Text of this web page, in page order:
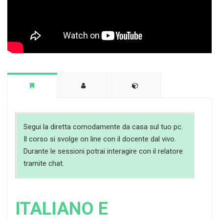
Segui la diretta comodamente da casa sul tuo pc.
Il corso si svolge on line con il docente dal vivo.
Durante le sessioni potrai interagire con il relatore
tramite chat.
ITALIANO E